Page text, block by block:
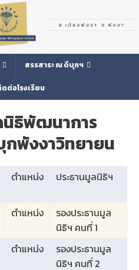
สรรสาระ ณ ดีบุกฯ
ต่อโรงเรียน
นิธิพัฒนาการ
กพังงาวิทยายน
ตำแหน่ง ประธานมูลนิธิฯ
ตำแหน่ง
รองประธานมูล
นิธิฯ คนที่ 1
ตำแหน่ง
รองประธานมูล
นิธิฯ คนที่ 2